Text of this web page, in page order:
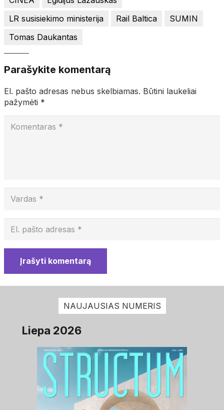
LR susisiekimo ministerija
Rail Baltica
SUMIN
Tomas Daukantas
Parašykite komentarą
El. pašto adresas nebus skelbiamas. Būtini laukeliai
pažymėti *
Įrašyti komentarą
NAUJAUSIAS NUMERIS
Liepa 2026